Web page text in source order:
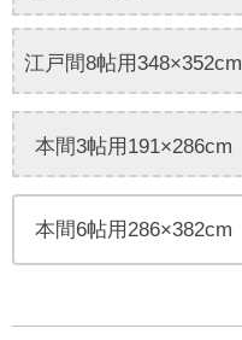
江戸間8帖用348×352cm
本間3帖用191×286cm
本間6帖用286×382cm